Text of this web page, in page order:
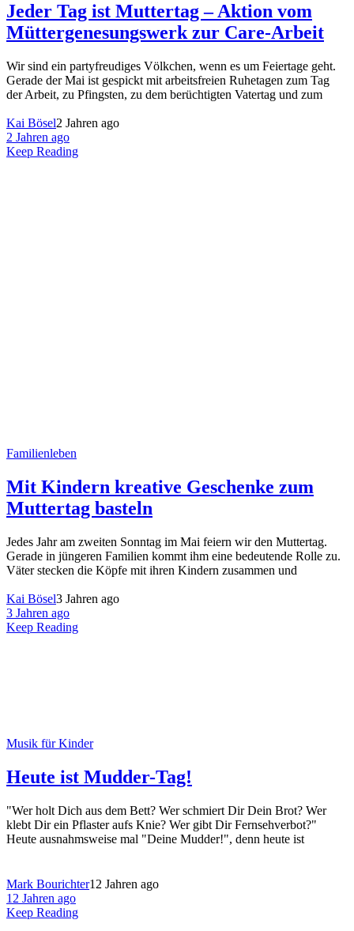
Jeder Tag ist Muttertag – Aktion vom
Müttergenesungswerk zur Care-Arbeit
Wir sind ein partyfreudiges Völkchen, wenn es um Feiertage geht.
Gerade der Mai ist gespickt mit arbeitsfreien Ruhetagen zum Tag
der Arbeit, zu Pfingsten, zu dem berüchtigten Vatertag und zum
Kai Bösel2 Jahren ago
2 Jahren ago
Keep Reading
Familienleben
Mit Kindern kreative Geschenke zum
Muttertag basteln
Jedes Jahr am zweiten Sonntag im Mai feiern wir den Muttertag.
Gerade in jüngeren Familien kommt ihm eine bedeutende Rolle zu.
Väter stecken die Köpfe mit ihren Kindern zusammen und
Kai Bösel3 Jahren ago
3 Jahren ago
Keep Reading
Musik für Kinder
Heute ist Mudder-Tag!
"Wer holt Dich aus dem Bett? Wer schmiert Dir Dein Brot? Wer
klebt Dir ein Pflaster aufs Knie? Wer gibt Dir Fernsehverbot?"
Heute ausnahmsweise mal "Deine Mudder!", denn heute ist
Mark Bourichter12 Jahren ago
12 Jahren ago
Keep Reading